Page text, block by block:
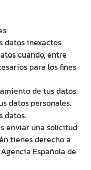
datos inexactos.
cuando, entre
para los fines
de tus datos.
datos personales.
datos.
enviar una solicitud
tienes derecho a
Española de